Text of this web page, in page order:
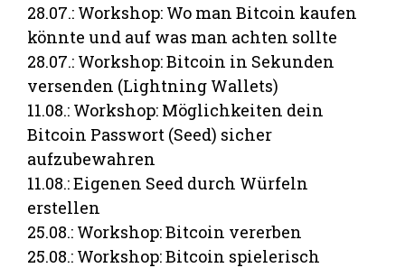
28.07.: Workshop: Wo man Bitcoin kaufen
könnte und auf was man achten sollte
28.07.: Workshop: Bitcoin in Sekunden
versenden (Lightning Wallets)
11.08.: Workshop: Möglichkeiten dein
Bitcoin Passwort (Seed) sicher
aufzubewahren
11.08.: Eigenen Seed durch Würfeln
erstellen
25.08.: Workshop: Bitcoin vererben
25.08.: Workshop: Bitcoin spielerisch